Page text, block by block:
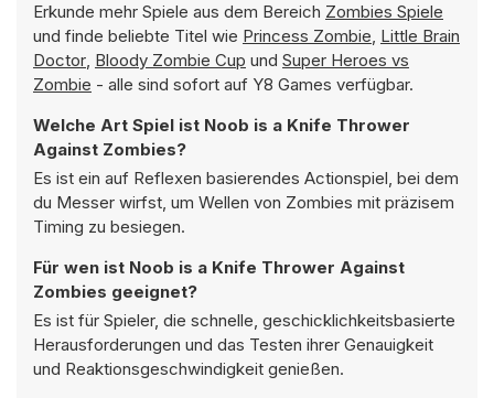
Erkunde mehr Spiele aus dem Bereich Zombies Spiele
und finde beliebte Titel wie Princess Zombie, Little Brain
Doctor, Bloody Zombie Cup und Super Heroes vs
Zombie - alle sind sofort auf Y8 Games verfügbar.
Welche Art Spiel ist Noob is a Knife Thrower
Against Zombies?
Es ist ein auf Reflexen basierendes Actionspiel, bei dem
du Messer wirfst, um Wellen von Zombies mit präzisem
Timing zu besiegen.
Für wen ist Noob is a Knife Thrower Against
Zombies geeignet?
Es ist für Spieler, die schnelle, geschicklichkeitsbasierte
Herausforderungen und das Testen ihrer Genauigkeit
und Reaktionsgeschwindigkeit genießen.